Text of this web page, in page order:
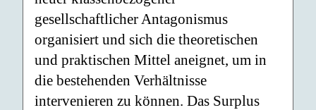
gesellschaftlicher Antagonismus
organisiert und sich die theoretischen
und praktischen Mittel aneignet, um in
die bestehenden Verhältnisse
intervenieren zu können. Das Surplus